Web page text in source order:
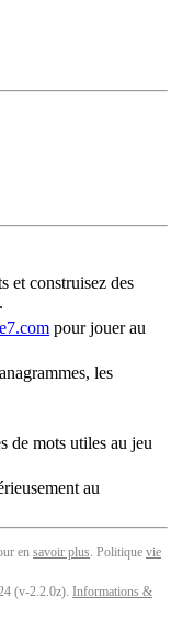
et construisez des
pour jouer au
les
de mots utiles au jeu
au
en savoir plus. Politique vie
(v-2.2.0z). Informations &